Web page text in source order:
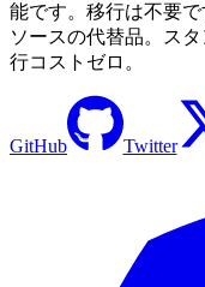
能です。移行は不要で
ソースの代替品。ス
行コストゼロ。
GitHub Twitter